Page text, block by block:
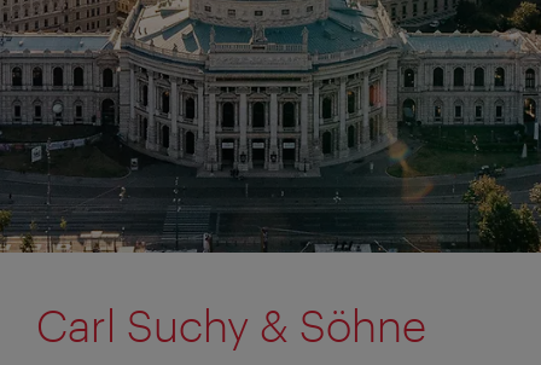
Carl Suchy & Söhne